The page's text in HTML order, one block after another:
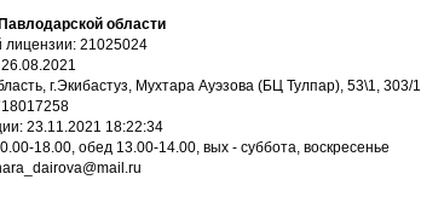
области
Номер государственной лицензии: 21025024
Дата выдачи лицензии: 26.08.2021
область, г.Экибастуз, Мухтара Ауэзова (БЦ Тулпар), 53\1, 303/1
+77718017258
Дата учетной регистрации: 23.11.2021 18:22:34
Пн-Пт. 10.00-18.00, обед 13.00-14.00, вых - суббота, воскресенье
адрес: dinara_dairova@mail.ru